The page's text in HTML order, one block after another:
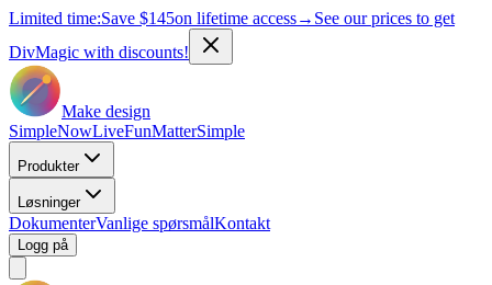
Limited time:Save $145on lifetime access→ See our prices to get
DivMagic with discounts!
Make design
SimpleNowLiveFunMatterSimple
Produkter
Løsninger
DokumenterVanlige spørsmålKontakt
Logg på